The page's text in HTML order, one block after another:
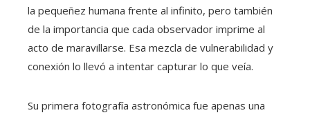
la pequeñez humana frente al infinito, pero también
de la importancia que cada observador imprime al
acto de maravillarse. Esa mezcla de vulnerabilidad y
conexión lo llevó a intentar capturar lo que veía.
Su primera fotografía astronómica fue apenas una